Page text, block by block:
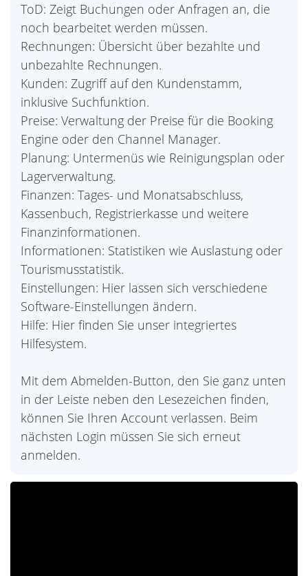
ToD: Zeigt Buchungen oder Anfragen an, die
noch bearbeitet werden müssen.
Rechnungen: Übersicht über bezahlte und
unbezahlte Rechnungen.
Kunden: Zugriff auf den Kundenstamm,
inklusive Suchfunktion.
Preise: Verwaltung der Preise für die Booking
Engine oder den Channel Manager.
Planung: Untermenüs wie Reinigungsplan oder
Lagerverwaltung.
Finanzen: Tages- und Monatsabschluss,
Kassenbuch, Registrierkasse und weitere
Finanzinformationen.
Informationen: Statistiken wie Auslastung oder
Tourismusstatistik.
Einstellungen: Hier lassen sich verschiedene
Software-Einstellungen ändern.
Hilfe: Hier finden Sie unser integriertes
Hilfesystem.
Mit dem Abmelden-Button, den Sie ganz unten
in der Leiste neben den Lesezeichen finden,
können Sie Ihren Account verlassen. Beim
nächsten Login müssen Sie sich erneut
anmelden.